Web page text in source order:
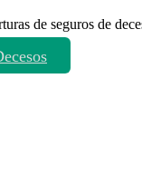
de seguros de